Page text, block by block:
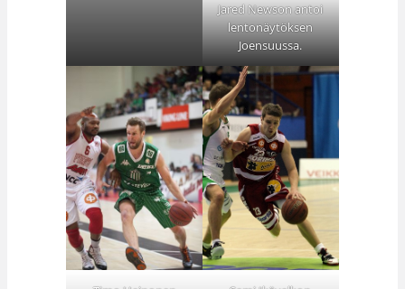
Jared Newson antoi
lentonäytöksen
Joensuussa.